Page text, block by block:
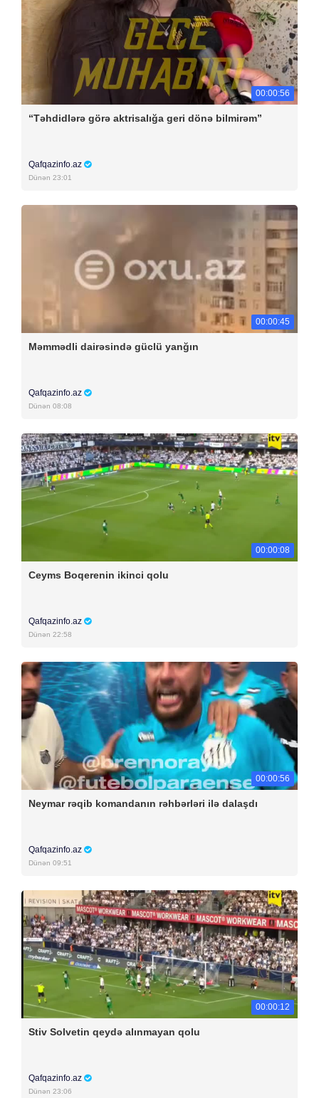
00:00:56
“Təhdidlərə görə aktrisalığa geri dönə bilmirəm”
Qafqazinfo.az
Dünən 23:01
00:00:45
Məmmədli dairəsində güclü yanğın
Qafqazinfo.az
Dünən 08:08
00:00:08
Ceyms Boqerenin ikinci qolu
Qafqazinfo.az
Dünən 22:58
00:00:56
Neymar rəqib komandanın rəhbərləri ilə dalaşdı
Qafqazinfo.az
Dünən 09:51
00:00:12
Stiv Solvetin qeydə alınmayan qolu
Qafqazinfo.az
Dünən 23:06